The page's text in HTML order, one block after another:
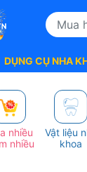
DỤNG CỤ NHA
nhiều
nhiều
Vật liệu
khoa